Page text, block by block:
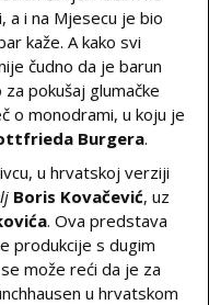
a i na Mjesecu je bio
kaže. A kako svi
čudno da je barun
pokušaj glumačke
o monodrami, u koju je
Burgera.
u hrvatskoj verziji
Boris Kovačević, uz
. Ova predstava
produkcije s dugim
može reći da je za
u hrvatskom